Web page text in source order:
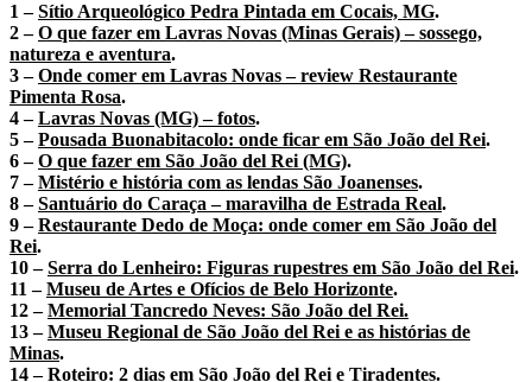
1 –Sítio Arqueológico Pedra Pintada em Cocais, MG.
2 –O que fazer em Lavras Novas (Minas Gerais) – sossego,
natureza e aventura.
3 –Onde comer em Lavras Novas – review Restaurante
Pimenta Rosa.
4 –Lavras Novas (MG) – fotos.
5 –Pousada Buonabitacolo: onde ficar em São João del Rei.
6 –O que fazer em São João del Rei (MG).
7 –Mistério e história com as lendas São Joanenses.
8 –Santuário do Caraça – maravilha de Estrada Real.
9 –Restaurante Dedo de Moça: onde comer em São João del
Rei.
10 –Serra do Lenheiro: Figuras rupestres em São João del Rei.
11 –Museu de Artes e Ofícios de Belo Horizonte.
12 –Memorial Tancredo Neves: São João del Rei.
13 –Museu Regional de São João del Rei e as histórias de
Minas.
14 –Roteiro: 2 dias em São João del Rei e Tiradentes.